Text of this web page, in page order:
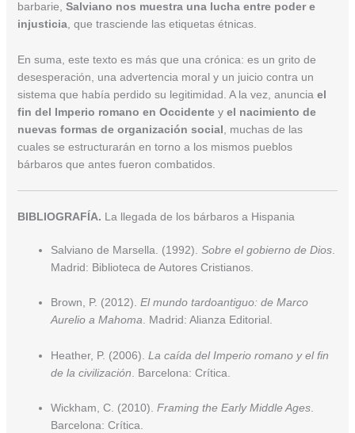
barbarie, Salviano nos muestra una lucha entre poder e
injusticia, que trasciende las etiquetas étnicas.
En suma, este texto es más que una crónica: es un grito de
desesperación, una advertencia moral y un juicio contra un
sistema que había perdido su legitimidad. A la vez, anuncia el
fin del Imperio romano en Occidentey el nacimiento de
nuevas formas de organización social , muchas de las
cuales se estructurarán en torno a los mismos pueblos
bárbaros que antes fueron combatidos.
BIBLIOGRAFÍA. La llegada de los bárbaros a Hispania
Salviano de Marsella. (1992). Sobre el gobierno de Dios.
Madrid: Biblioteca de Autores Cristianos.
Brown, P. (2012). El mundo tardoantiguo: de Marco
Aurelio a Mahoma. Madrid: Alianza Editorial.
Heather, P. (2006). La caída del Imperio romano y el fin
de la civilización . Barcelona: Crítica.
Wickham, C. (2010). Framing the Early Middle Ages.
Barcelona: Crítica.